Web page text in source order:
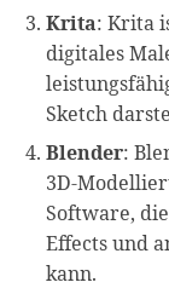
Krita: Krita
digitales
Sketch
Blender:
3D-
Software,
Effects und
kann.